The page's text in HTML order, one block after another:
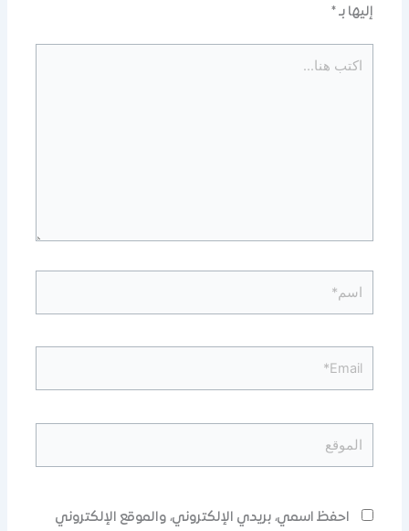
إليها بـ*
هنا...
احفظ اسمي، بريدي الإلكتروني، والموقع الإلكتروني